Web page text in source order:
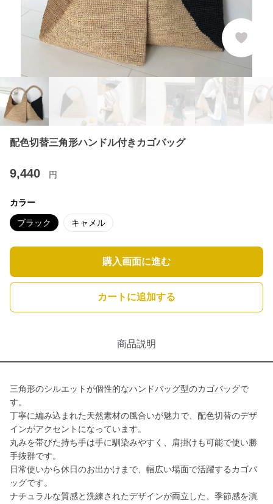
配色切替三角形ハンドル付きカゴバッグ
9,440 円
カラー
ブラック キャメル
購入画面に進む
カートに追加する
商品説明
三角形のシルエットが個性的なハンドバッグ型のカゴバッグで
す。
丁寧に編み込まれた天然素材の風合いが魅力で、配色切替のデザ
インがアクセントになっています。
丸みを帯びた持ち手は手に馴染みやすく、肩掛けも可能で使い勝
手抜群です。
日常使いから休日のお出かけまで、幅広い場面で活躍するカゴバ
ッグです。
ナチュラルな質感と洗練されたデザインが両立した、季節感を演